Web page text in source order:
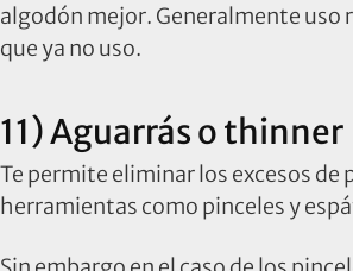
algodón mejor. Generalmente uso
que ya no uso.
11) Aguarrás o thinner
Te permite eliminar los excesos de
herramientas como pinceles y